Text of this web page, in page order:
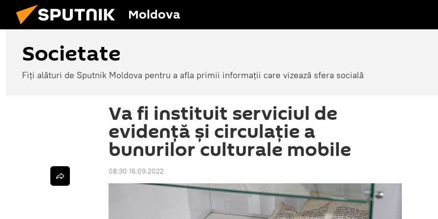
Moldova
Societate
Fiți alături de Sputnik Moldova pentru a afla primii informații care vizează sfera socială
Va fi instituit serviciul de
evidență și circulație a
bunurilor culturale mobile
08:30 16.09.2022